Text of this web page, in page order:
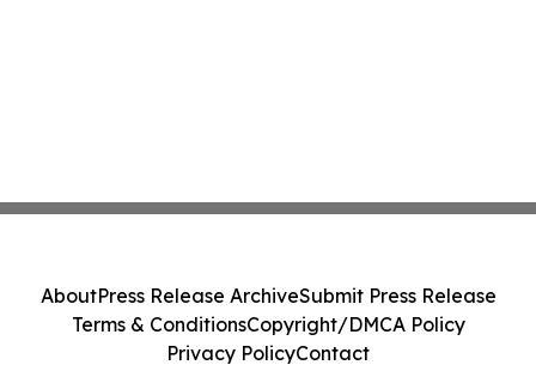
AboutPress Release ArchiveSubmit Press Release
Terms & ConditionsCopyright/DMCA Policy
Privacy PolicyContact